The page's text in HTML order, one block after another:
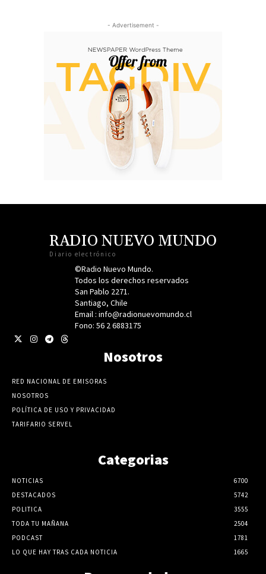
- Advertisement -
RADIO NUEVO MUNDO
Diario electrónico
©Radio Nuevo Mundo.
Todos los derechos reservados
San Pablo 2271.
Santiago, Chile
Email : info@radionuevomundo.cl
Fono: 56 2 6883175
Nosotros
RED NACIONAL DE EMISORAS
NOSOTROS
POLÍTICA DE USO Y PRIVACIDAD
TARIFARIO SERVEL
Categorias
NOTICIAS
6700
DESTACADOS
5742
POLITICA
3555
TODA TU MAÑANA
2504
PODCAST
1781
LO QUE HAY TRAS CADA NOTICIA
1665